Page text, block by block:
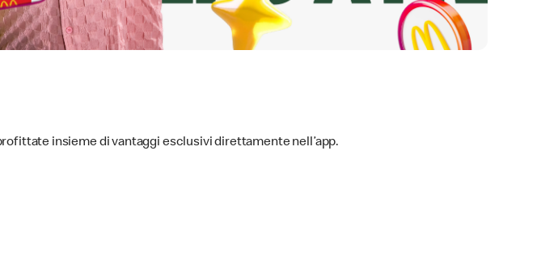
insieme di vantaggi esclusivi direttamente nell’app.